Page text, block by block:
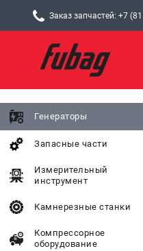
Заказ запчастей: +7
Генераторы
Запасные части
Измерительный
инструмент
Камнерезные станки
Компрессорное
оборудование